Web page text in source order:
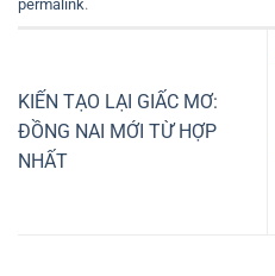
permalink.
KIẾN TẠO LẠI GIẤC MƠ:
ĐỒNG NAI MỚI TỪ HỢP
NHẤT